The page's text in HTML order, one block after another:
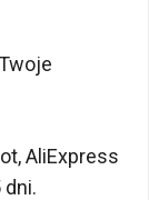
AliExpress